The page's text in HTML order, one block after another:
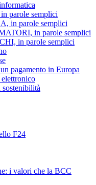
parole semplici
in parole semplici
in parole semplici
in parole semplici
pagamento in Europa
F24
i valori che la BCC